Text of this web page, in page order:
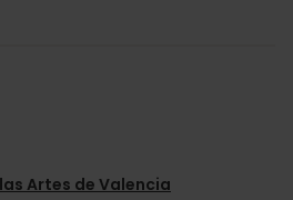
Artes de Valencia